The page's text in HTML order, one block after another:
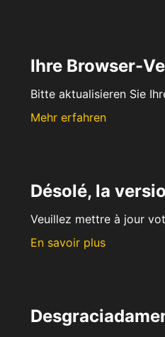
Ihre Browser-
Bitte aktualisieren Sie
Mehr erfahren
Désolé, la
Veuillez mettre à jour
En savoir plus